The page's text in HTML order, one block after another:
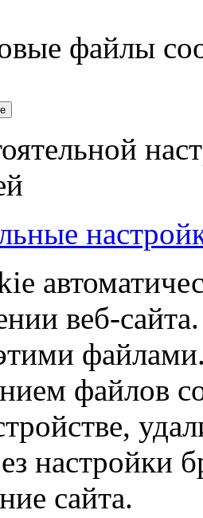
файлы
веб-
файлов
настройки
сайта.